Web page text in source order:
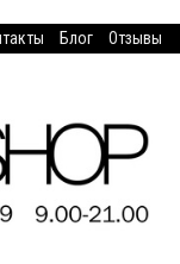
Блог Отзывы